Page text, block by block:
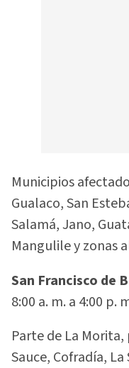
Municipios
Gualaco, San
Salamá, Jano,
Mangulile y zonas
San Francisco de
8:00 a. m. a 4:00 p.
Parte de La
Sauce, Cofradía,